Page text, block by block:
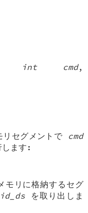
int cmd,
セグメントで
cmd
します:
リに格納するセグ
を取り出しま